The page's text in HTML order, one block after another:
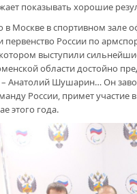
показывать хорошие
в Москве в спортивном зале
первенство России по
выступили
области достойно
Анатолий Шушарин… Он
России, примет участие
этого года.